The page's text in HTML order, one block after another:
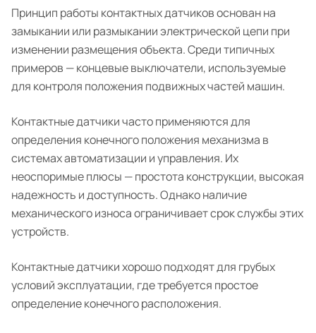
Принцип работы контактных датчиков основан на
замыкании или размыкании электрической цепи при
изменении размещения объекта. Среди типичных
примеров — концевые выключатели, используемые
для контроля положения подвижных частей машин.
Контактные датчики часто применяются для
определения конечного положения механизма в
системах автоматизации и управления. Их
неоспоримые плюсы — простота конструкции, высокая
надежность и доступность. Однако наличие
механического износа ограничивает срок службы этих
устройств.
Контактные датчики хорошо подходят для грубых
условий эксплуатации, где требуется простое
определение конечного расположения.